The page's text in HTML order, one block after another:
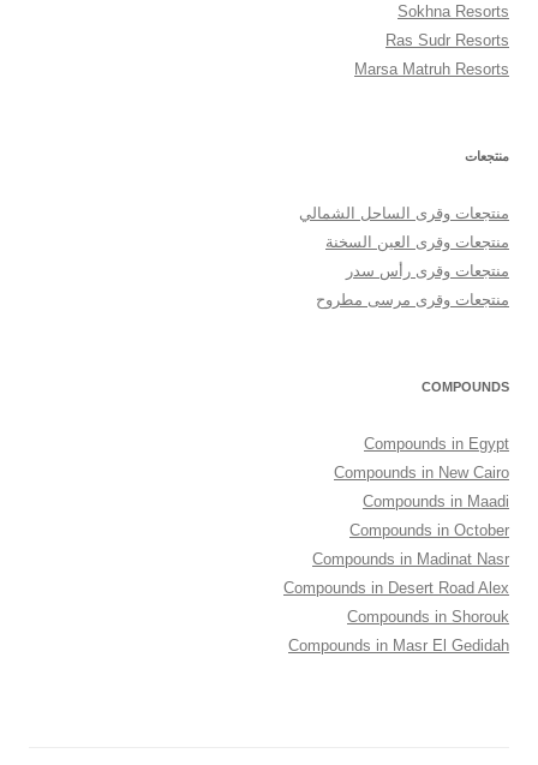
Sokhna Resorts
Ras Sudr Resorts
Marsa Matruh Resorts
منتجعات
منتجعات وقرى الساحل الشمالي
منتجعات وقرى العين السخنة
منتجعات وقرى رأس سدر
منتجعات وقرى مرسى مطروح
COMPOUNDS
Compounds in Egypt
Compounds in New Cairo
Compounds in Maadi
Compounds in October
Compounds in Madinat Nasr
Compounds in Desert Road Alex
Compounds in Shorouk
Compounds in Masr El Gedidah